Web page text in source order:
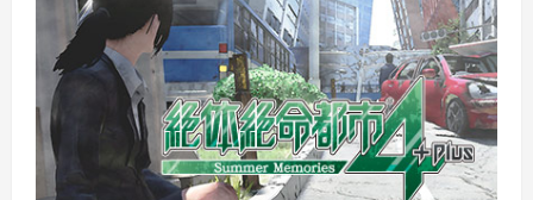
バ
ン
ド
ル
の
詳
細
を
ご
覧
く